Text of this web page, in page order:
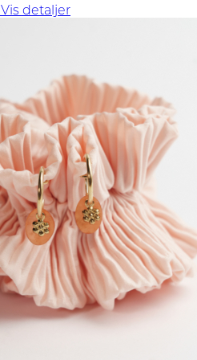
Vis detaljer